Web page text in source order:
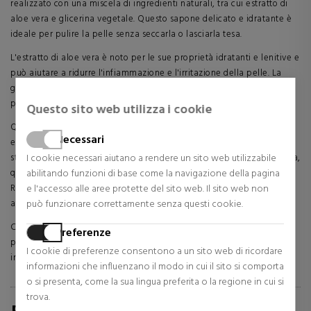
Questo sito web utilizza i cookie
Necessari
I cookie necessari aiutano a rendere un sito web utilizzabile
abilitando funzioni di base come la navigazione della pagina
e l'accesso alle aree protette del sito web. Il sito web non
può funzionare correttamente senza questi cookie.
Preferenze
I cookie di preferenze consentono a un sito web di ricordare
informazioni che influenzano il modo in cui il sito si comporta
o si presenta, come la sua lingua preferita o la regione in cui si
trova.
realizzato con una miscela di ingredienti naturali, tra cui estratto di
aloe vera e glicerina vegetale. Questo sapone delicato e idratante è
ideale per pulire la pelle senza seccarla o lasciarla tesa.
L'estratto di aloe vera è noto per le sue proprietà idratanti e lenitive e
può aiutare a ridurre l'infiammazione e l'irritazione della pelle. La
glicerina vegetale è un umettante naturale che aiuta a mantenere la
pelle idratata e morbida, aiutando a prevenire la perdita di umidità.
Questo sapone alla glicerina è adatto a tutti i tipi di pelle e può
essere utilizzato su viso e corpo. Si consiglia di inumidire la pelle e
strofinare delicatamente il sapone sulle mani per creare una schiuma,
quindi applicare la schiuma sulla pelle con movimenti circolari.
Risciacquare con acqua tiepida e asciugare delicatamente con un
asciugamano.
Con un uso regolare, questo sapone alla glicerina di aloe vera AYSA
può aiutare a mantenere la pelle morbida, idratata e priva di
impurità e ridurre l'aspetto della pelle ruvida e secca.